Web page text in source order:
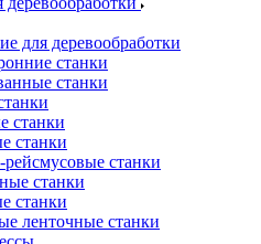
для деревообработки
станки
станки
станки
станки
станки
станки
станки
ленточные станки